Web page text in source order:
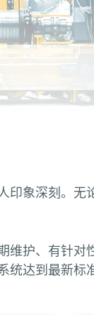
象深刻。无
护、有针
达到最新